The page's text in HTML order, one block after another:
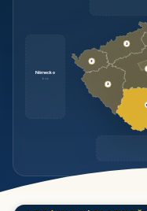
Německo
brzy
9
3
3
3